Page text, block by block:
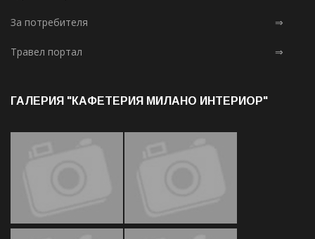
За потребителя ⇒
Травел портал ⇒
ГАЛЕРИЯ "КАФЕТЕРИЯ МИЛАНО ИНТЕРИОР"